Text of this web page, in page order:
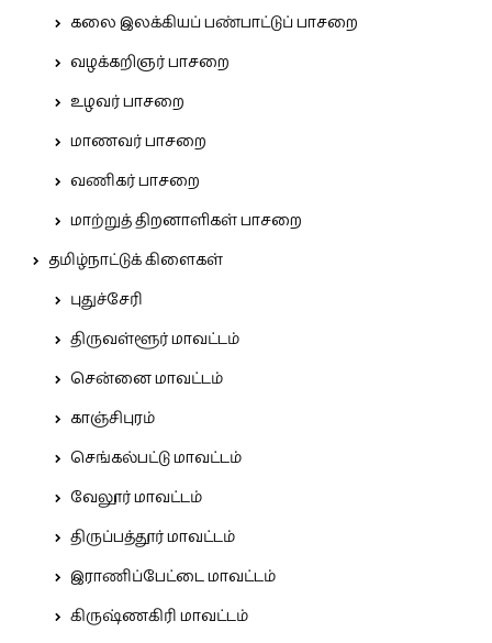
கலை இலக்கியப் பண்பாட்டுப் பாசறை
வழக்கறிஞர் பாசறை
உழவர் பாசறை
மாணவர் பாசறை
வணிகர் பாசறை
மாற்றுத் திறனாளிகள் பாசறை
தமிழ்நாட்டுக் கிளைகள்
புதுச்சேரி
திருவள்ளூர் மாவட்டம்
சென்னை மாவட்டம்
காஞ்சிபுரம்
செங்கல்பட்டு மாவட்டம்
வேலூர் மாவட்டம்
திருப்பத்தூர் மாவட்டம்
இராணிப்பேட்டை மாவட்டம்
கிருஷ்ணகிரி மாவட்டம்